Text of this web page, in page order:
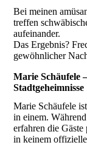
Bei meinen
treffen
aufeinander.
Das Ergebnis?
gewöhnlicher
Marie Schäufele
Stadtgeheimnisse
Marie Schäufele
in einem.
erfahren die
in keinem